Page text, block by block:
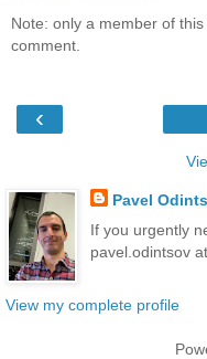
Note: only a member of
comment.
‹
Pavel
If you urgently
pavel.odintsov
View my complete profile